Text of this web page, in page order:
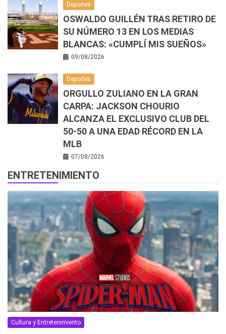
Deportes
OSWALDO GUILLÉN TRAS RETIRO DE
SU NÚMERO 13 EN LOS MEDIAS
BLANCAS: «CUMPLÍ MIS SUEÑOS»
09/08/2026
Deportes
ORGULLO ZULIANO EN LA GRAN
CARPA: JACKSON CHOURIO
ALCANZA EL EXCLUSIVO CLUB DEL
50-50 A UNA EDAD RÉCORD EN LA
MLB
07/08/2026
ENTRETENIMIENTO
Cultura y Entretenimiento